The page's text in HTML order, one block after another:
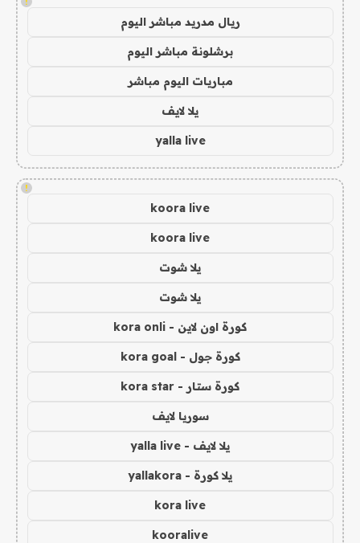
ريال مدريد مباشر اليوم
برشلونة مباشر اليوم
مباريات اليوم مباشر
يلا لايف
yalla live
!
koora live
koora live
يلا شوت
يلا شوت
كورة اون لاين - kora onli
كورة جول - kora goal
كورة ستار - kora star
سوريا لايف
يلا لايف - yalla live
يلا كورة - yallakora
kora live
kooralive